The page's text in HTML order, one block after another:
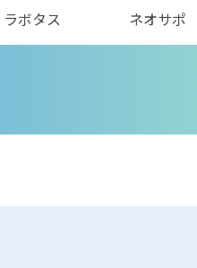
ラボタス ネオサポ